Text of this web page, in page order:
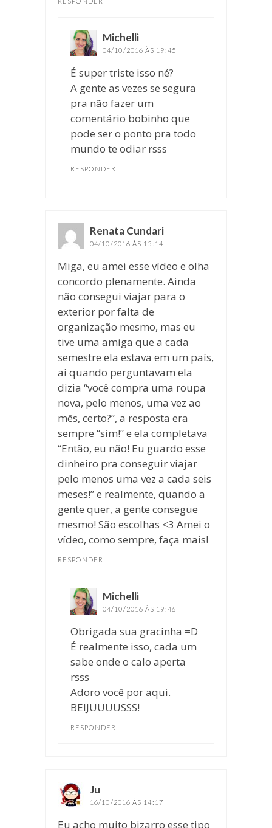
Michelli
04/10/2016 ÀS 19:45
É super triste isso né?
A gente as vezes se segura
pra não fazer um
comentário bobinho que
pode ser o ponto pra todo
mundo te odiar rsss
RESPONDER
Renata Cundari
04/10/2016 ÀS 15:14
Miga, eu amei esse vídeo e olha
concordo plenamente. Ainda
não consegui viajar para o
exterior por falta de
organização mesmo, mas eu
tive uma amiga que a cada
semestre ela estava em um país,
ai quando perguntavam ela
dizia “você compra uma roupa
nova, pelo menos, uma vez ao
mês, certo?”, a resposta era
sempre “sim!” e ela completava
“Então, eu não! Eu guardo esse
dinheiro pra conseguir viajar
pelo menos uma vez a cada seis
meses!” e realmente, quando a
gente quer, a gente consegue
mesmo! São escolhas <3 Amei o
vídeo, como sempre, faça mais!
RESPONDER
Michelli
04/10/2016 ÀS 19:46
Obrigada sua gracinha =D
É realmente isso, cada um
sabe onde o calo aperta
rsss
Adoro você por aqui.
BEIJUUUUSSS!
RESPONDER
Ju
16/10/2016 ÀS 14:17
Eu acho muito bizarro esse tipo